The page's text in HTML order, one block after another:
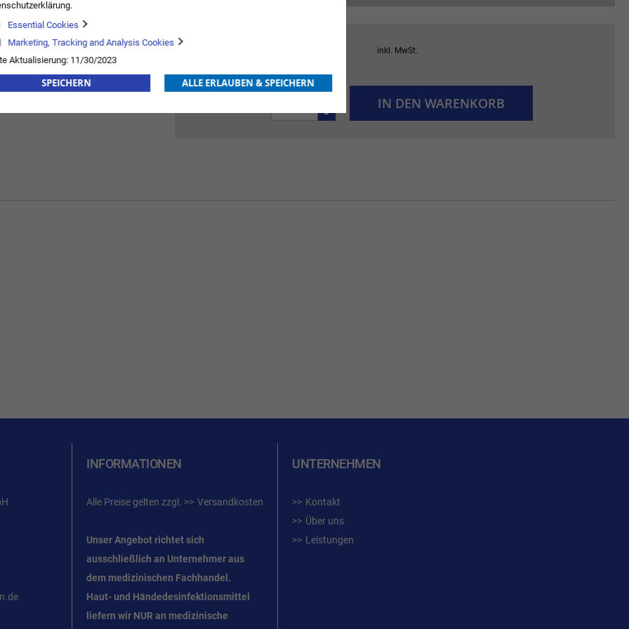
510505
inkl. MwSt.
+
-
IN DEN WARENKORB
INFORMATIONEN
Alle Preise gelten zzgl. Versandkosten
Unser Angebot richtet sich
ausschließlich an Unternehmeraus
dem medizinischen Fachhandel.
Haut- und Händedesinfektionsmittel
liefern wir NUR an medizinische
UNTERNEHMEN
Kontakt
Über uns
Leistungen
Essential Cookies
Marketing, Tracking and Analysis Cookies
Aktualisierung: 11/30/2023
SPEICHERN ALLE ERLAUBEN & SPEICHERN